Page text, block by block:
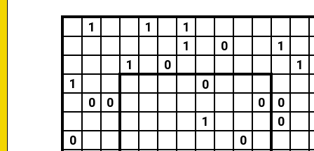
1 1
1
1
0
1
1
0
1
1
0
0
0 0
0
1
0
0
0